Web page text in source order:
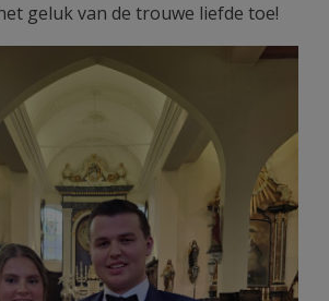
geluk van de trouwe liefde toe!